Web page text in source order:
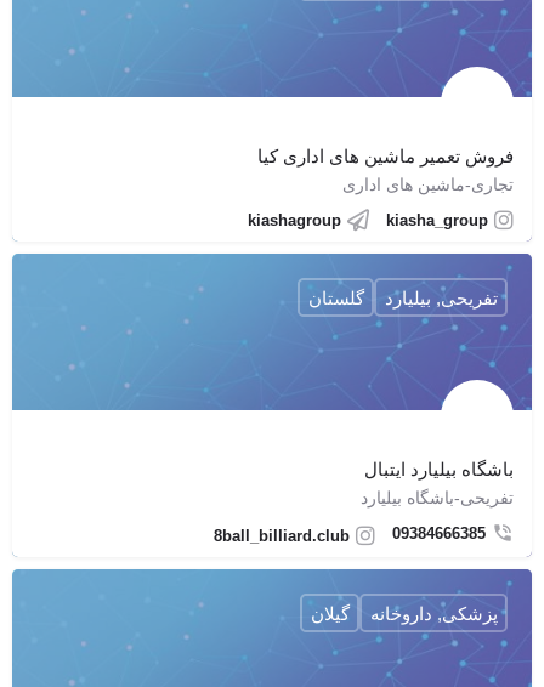
فروش تعمیر ماشین های اداری کیا
تجاری-ماشین های اداری
kiasha_group
kiashagroup
باشگاه بیلیارد ایتبال
تفریحی-باشگاه بیلیارد
09384666385
8ball_billiard.club
تفریحی, بیلیارد گلستان
پزشکی, داروخانه گیلان